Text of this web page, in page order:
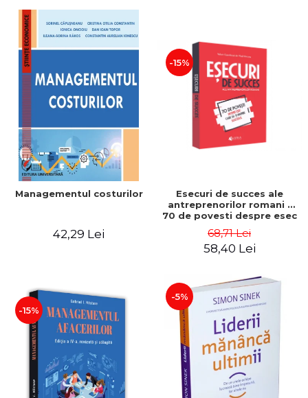
Managementul costurilor
42,29 Lei
-15%
Esecuri de succes ale
antreprenorilor romani -
70 de povesti despre esec
68,71 Lei
58,40 Lei
-15%
-5%